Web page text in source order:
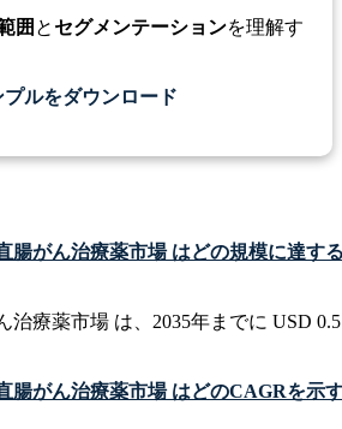
囲 と セグメンテーションを理解す
ルをダウンロード
腸がん治療薬市場 はどの規模に達す
治療薬市場 は、2035年までに USD
腸がん治療薬市場 はどのCAGRを示